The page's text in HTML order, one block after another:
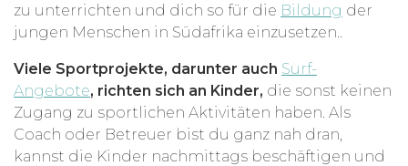
zu unterrichten und dich so für die Bildung der
jungen Menschen in Südafrika einzusetzen..
Viele Sportprojekte, darunter auch Surf-
Angebote, richten sich an Kinder, die sonst keinen
Zugang zu sportlichen Aktivitäten haben. Als
Coach oder Betreuer bist du ganz nah dran,
kannst die Kinder nachmittags beschäftigen und